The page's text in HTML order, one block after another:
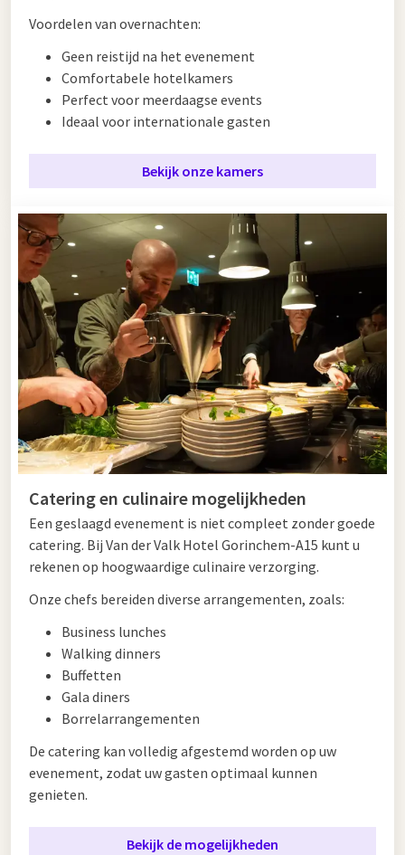
Voordelen van overnachten:
Geen reistijd na het evenement
Comfortabele hotelkamers
Perfect voor meerdaagse events
Ideaal voor internationale gasten
Bekijk onze kamers
Catering en culinaire mogelijkheden
Een geslaagd evenement is niet compleet zonder goede
catering. Bij Van der Valk Hotel Gorinchem-A15 kunt u
rekenen op hoogwaardige culinaire verzorging.
Onze chefs bereiden diverse arrangementen, zoals:
Business lunches
Walking dinners
Buffetten
Gala diners
Borrelarrangementen
De catering kan volledig afgestemd worden op uw
evenement, zodat uw gasten optimaal kunnen
genieten.
Bekijk de mogelijkheden